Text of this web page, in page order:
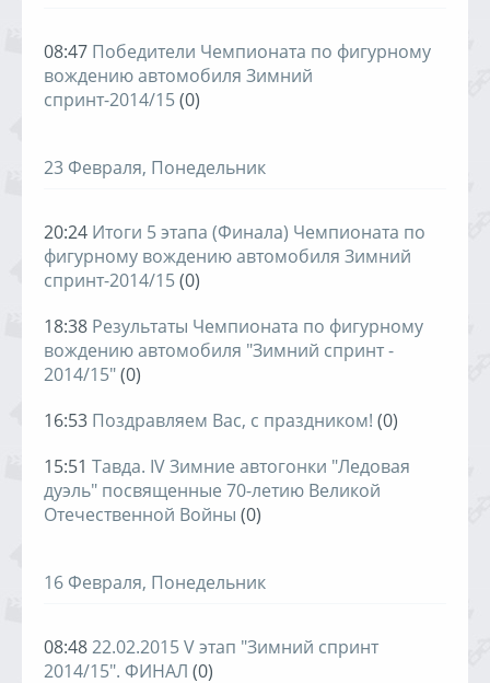
08:47 Победители Чемпионата по фигурному
вождению автомобиля Зимний
спринт-2014/15(0)
23 Февраля, Понедельник
20:24 Итоги 5 этапа (Финала) Чемпионата по
фигурному вождению автомобиля Зимний
спринт-2014/15(0)
18:38 Результаты Чемпионата по фигурному
вождению автомобиля "Зимний спринт -
2014/15"(0)
16:53 Поздравляем Вас, с праздником! (0)
15:51 Тавда. IV Зимние автогонки "Ледовая
дуэль" посвященные 70-летию Великой
Отечественной Войны (0)
16 Февраля, Понедельник
08:4822.02.2015 V этап "Зимний спринт
2014/15". ФИНАЛ (0)